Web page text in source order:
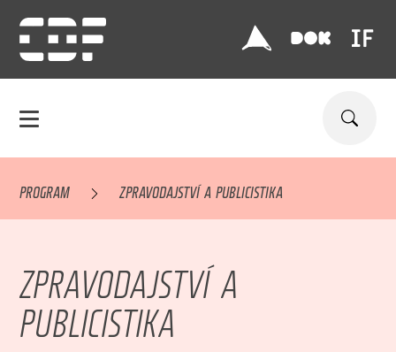
PROGRAM ZPRAVODAJSTVÍ A PUBLICISTIKA
ZPRAVODAJSTVÍ A
PUBLICISTIKA